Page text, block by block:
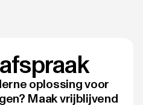
oplossing voor
Maak vrijblijvend